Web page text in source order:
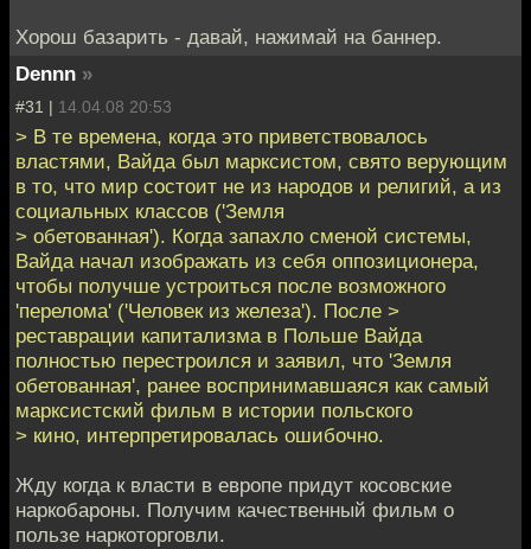
Хорош базарить - давай, нажимай на баннер.
Dennn »
#31 | 14.04.08 20:53
> В те времена, когда это приветствовалось
властями, Вайда был марксистом, свято верующим
в то, что мир состоит не из народов и религий, а из
социальных классов ('Земля
> обетованная'). Когда запахло сменой системы,
Вайда начал изображать из себя оппозиционера,
чтобы получше устроиться после возможного
'перелома' ('Человек из железа'). После >
реставрации капитализма в Польше Вайда
полностью перестроился и заявил, что 'Земля
обетованная', ранее воспринимавшаяся как самый
марксистский фильм в истории польского
> кино, интерпретировалась ошибочно.
Жду когда к власти в европе придут косовские
наркобароны. Получим качественный фильм о
пользе наркоторговли.